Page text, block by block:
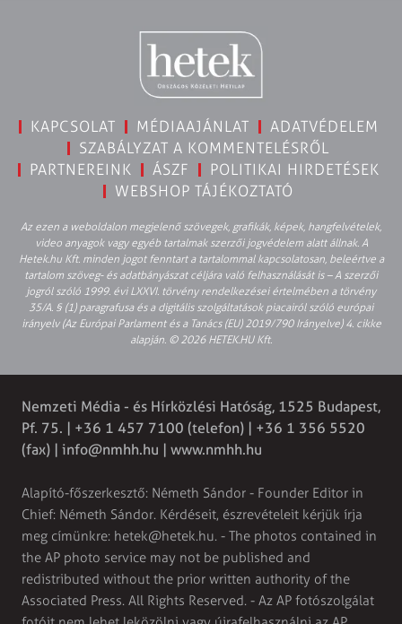
KAPCSOLAT MÉDIAAJÁNLAT
ADATVÉDELEM
SZABÁLYZAT A KOMMENTELÉSRŐL
PARTNEREINK
ÁSZF
POLITIKAI HIRDETÉSEK
WEBSHOP TÁJÉKOZTATÓ
Az ezen a weboldalon megjelenő szövegek, grafikák, képek, hangfelvételek,
video anyagok vagy egyéb tartalmak szerzői jogvédelem alatt állnak. A
Hetek.hu Kft. minden jogot fenntart a tartalommal kapcsolatosan, beleértve a
tartalom szöveg- és adatbányászat céljára való felhasználását is – A szerzői
jogról szóló 1999. évi LXXVI. törvény rendelkezései értelmében a törvény
35/A. § (1) paragrafusa és a digitális szolgáltatások piacairól szóló európai
irányelv (Az Európai Parlament és a Tanács (EU) 2019/790 Irányelve) 4. cikke
alapján. © 2026 HETEK.HU Kft.
Nemzeti Média - és Hírközlési Hatóság, 1525 Budapest,
Pf. 75. | +36 1 457 7100 (telefon) | +36 1 356 5520
(fax) | info@nmhh.hu | www.nmhh.hu
Alapító-főszerkesztő: Németh Sándor - Founder Editor in
Chief: Németh Sándor. Kérdéseit, észrevételeit kérjük írja
meg címünkre: hetek@hetek.hu. - The photos contained in
the AP photo service may not be published and
redistributed without the prior written authority of the
Associated Press. All Rights Reserved. - Az AP fotószolgálat